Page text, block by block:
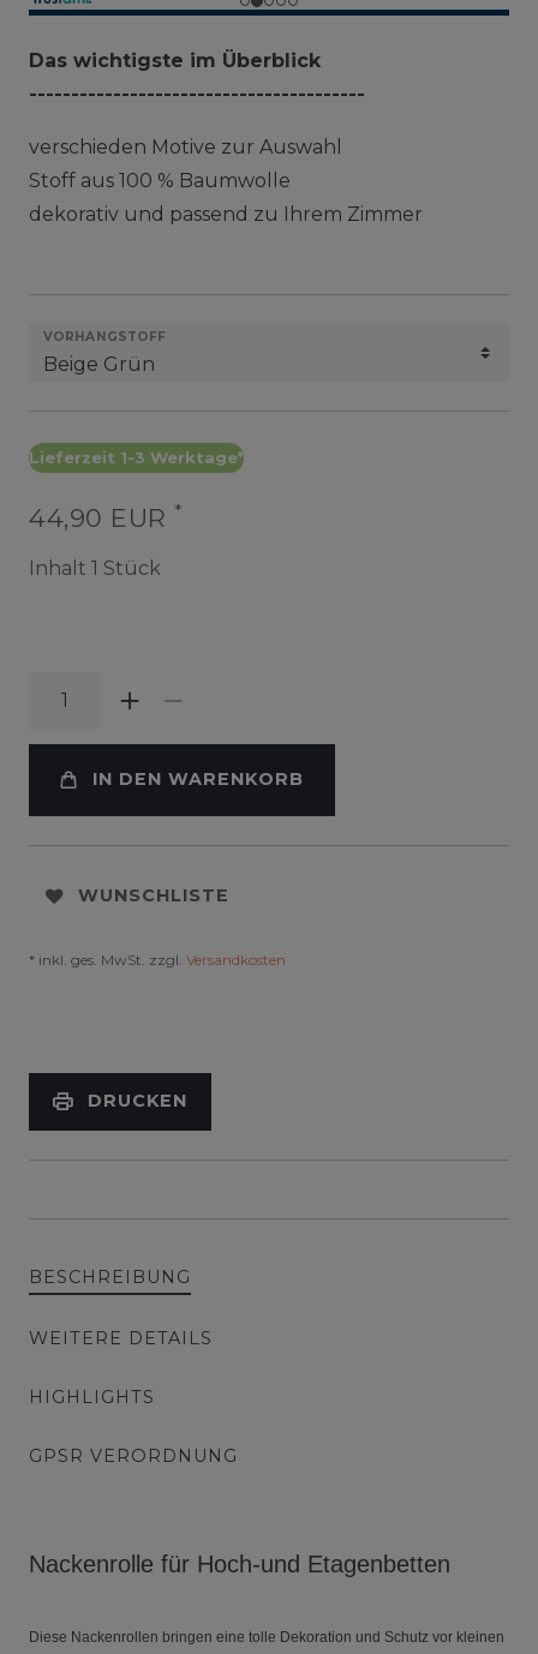
Das wichtigste im Überblick
----------------------------------------
verschieden Motive zur Auswahl
Stoff aus 100 % Baumwolle
dekorativ und passend zu Ihrem Zimmer
VORHANGSTOFF
Lieferzeit 1-3 Werktage*
44,90 EUR *
Inhalt 1 Stück
IN DEN WARENKORB
WUNSCHLISTE
* inkl. ges. MwSt. zzgl. Versandkosten
DRUCKEN
BESCHREIBUNG
WEITERE DETAILS
HIGHLIGHTS
GPSR VERORDNUNG
Nackenrolle für Hoch-und Etagenbetten
Diese Nackenrollen bringen eine tolle Dekoration und Schutz vor kleinen